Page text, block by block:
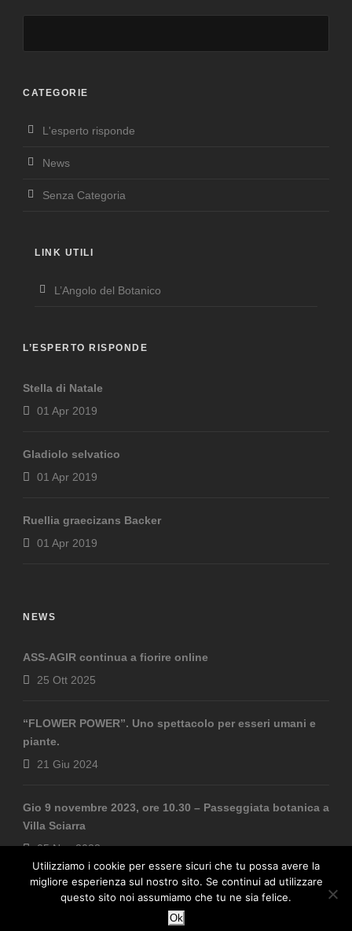
CATEGORIE
L'esperto risponde
News
Senza Categoria
LINK UTILI
L’Angolo del Botanico
L’ESPERTO RISPONDE
Stella di Natale
01 Apr 2019
Gladiolo selvatico
01 Apr 2019
Ruellia graecizans Backer
01 Apr 2019
NEWS
ASS-AGIR continua a fiorire online
25 Ott 2025
“FLOWER POWER”. Uno spettacolo per esseri umani e
piante.
21 Giu 2024
Gio 9 novembre 2023, ore 10.30 – Passeggiata botanica a
Villa Sciarra
05 Nov 2023
Utilizziamo i cookie per essere sicuri che tu possa avere la
migliore esperienza sul nostro sito. Se continui ad utilizzare
questo sito noi assumiamo che tu ne sia felice.
Ok